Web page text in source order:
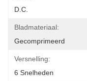
D.C.
Bladmateriaal:
Gecomprimeerd
Versnelling:
6 Snelheden